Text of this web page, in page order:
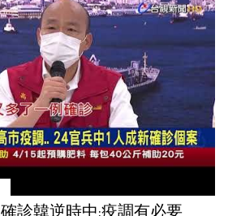
診韓逆時中:疫調有必要